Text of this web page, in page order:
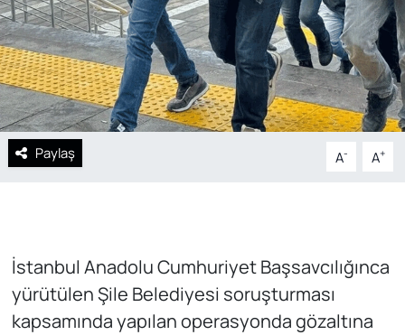
Paylaş A- A+
İstanbul Anadolu Cumhuriyet Başsavcılığınca
yürütülen Şile Belediyesi soruşturması
kapsamında yapılan operasyonda gözaltına